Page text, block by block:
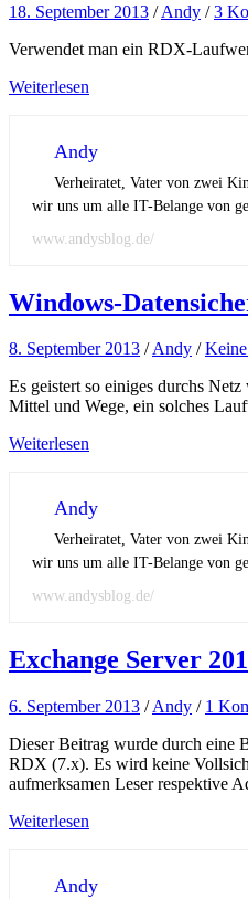
18. September 2013 /Andy /3
Verwendet man ein RDX-
Weiterlesen
Andy
Verheiratet, Vater von zwei
wir uns um alle IT-Belange von
www.andysblog.de/
Windows-
8. September 2013 /Andy /
Es geistert so einiges durchs
Mittel und Wege, ein solches
Weiterlesen
Andy
Verheiratet, Vater von zwei
wir uns um alle IT-Belange von
www.andysblog.de/
Exchange Server
6. September 2013 /Andy / 1
Dieser Beitrag wurde durch eine
RDX (7.x). Es wird keine
aufmerksamen Leser respektive
Weiterlesen
Andy